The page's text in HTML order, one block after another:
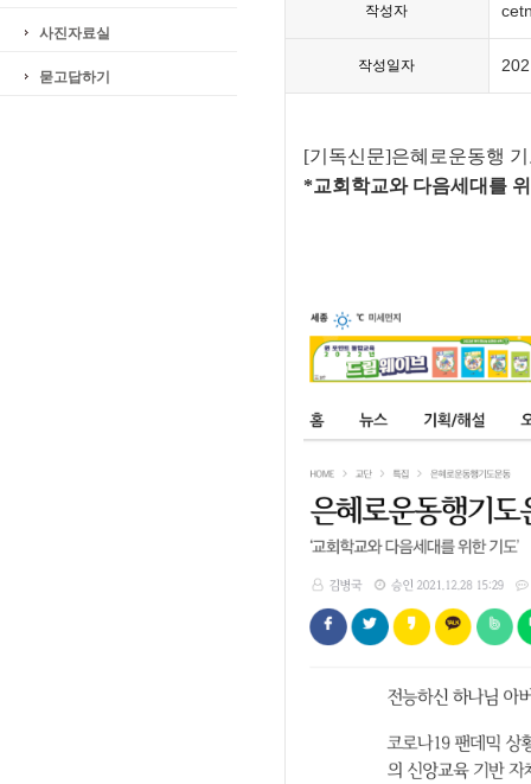
사진자료실
묻고답하기
작성자
작성일자
[기독신문]은혜로운동행
*교회학교와 다음세대를